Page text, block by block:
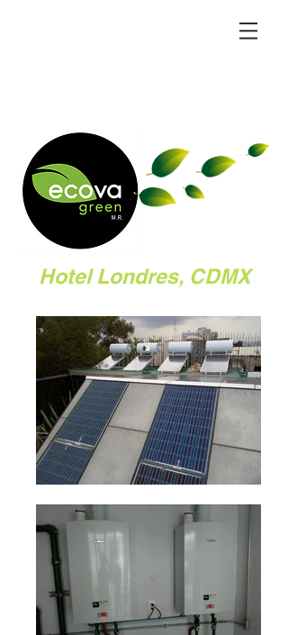
Hotel Londres, CDMX